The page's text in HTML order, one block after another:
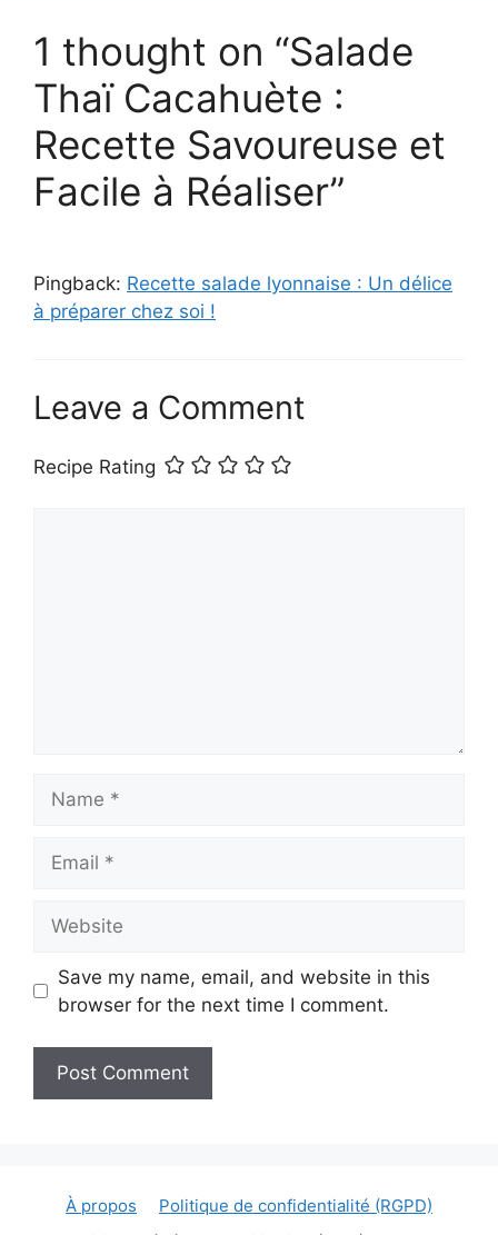
1 thought on “Salade
Thaï Cacahuète :
Recette Savoureuse et
Facile à Réaliser”
Pingback: Recette salade lyonnaise : Un délice
à préparer chez soi !
Leave a Comment
Recipe Rating
Save my name, email, and website in this
browser for the next time I comment.
À propos
Politique de confidentialité (RGPD)